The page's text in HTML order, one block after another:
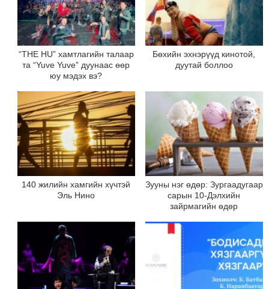
“THE HU” хамтлагийн талаар
та “Yuve Yuve” дуунаас өөр
юу мэдэх вэ?
Бөхийн эхнэрүүд кинотой,
дуутай боллоо
140 жилийн хамгийн хүчтэй
Эль Нино
Зууны нэг өдөр: Зургаадугаар
сарын 10-Дэлхийн
зайрмагийн өдөр